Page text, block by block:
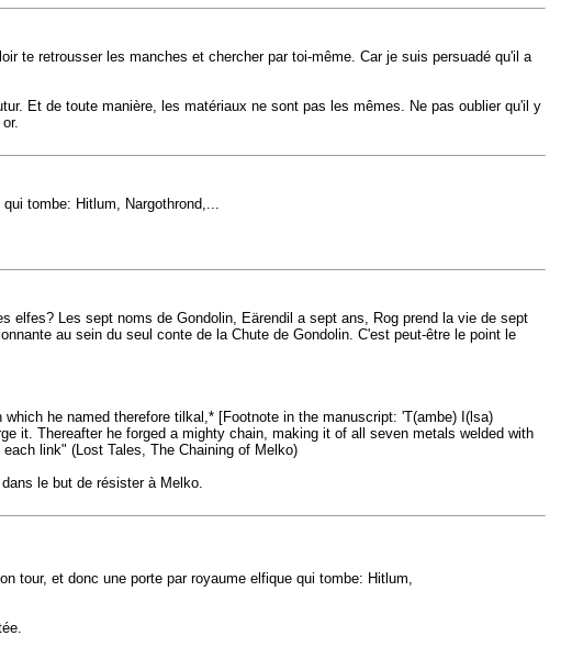
te retrousser les manches et chercher par toi-même. Car je suis persuadé qu'il a
Et de toute manière, les matériaux ne sont pas les mêmes. Ne pas oublier qu'il y
tombe: Hitlum, Nargothrond,...
elfes? Les sept noms de Gondolin, Eärendil a sept ans, Rog prend la vie de sept
au sein du seul conte de la Chute de Gondolin. C'est peut-être le point le
he named therefore tilkal,* [Footnote in the manuscript: 'T(ambe) I(lsa)
it. Thereafter he forged a mighty chain, making it of all seven metals welded with
link" (Lost Tales, The Chaining of Melko)
le but de résister à Melko.
tour, et donc une porte par royaume elfique qui tombe: Hitlum,